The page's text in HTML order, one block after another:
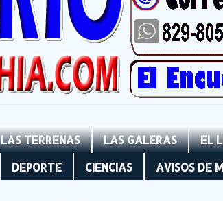
LAS TERRENAS LAS GALERAS EL
DEPORTE CIENCIAS AVISOS DE